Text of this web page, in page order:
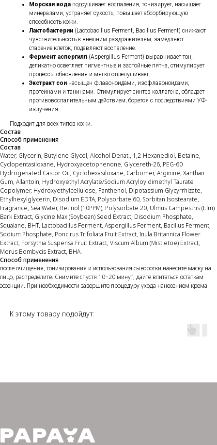
Морская вода подсушивает воспаления, тонизирует, насыщает
минералами, устраняет сухость, повышает абсорбирующую
способность кожи.
Лактобактерии (Lactobacillus Ferment, Bacillus Ferment) снижают
чувствительность к внешним раздражителям, замедляют
старение клеток, подавляют воспаление.
Фермент аспергилл (Aspergillus Ferment) выравнивает тон,
деликатно осветляет пигментные и застойные пятна, стимулирует
процессы обновления и мягко отшелушивает.
Экстракт сои насыщен флавоноидами, изофлавоноидами,
протеинами и танинами. Стимулирует синтез коллагена, обладает
противовоспалительным действием, борется с последствиями УФ-
излучения.
Подходит для всех типов кожи.
Состав
Способ применения
Состав
Water, Glycerin, Butylene Glycol, Alcohol Denat., 1,2-Hexanediol, Betaine,
Cyclopentasiloxane, Hydroxyacetophenone, Glycereth-26, PEG-60
Hydrogenated Castor Oil, Cyclohexasiloxane, Carbomer, Arginine, Xanthan
Gum, Allantoin, Hydroxyethyl Acrylate/Sodium Acryloyldimethyl Taurate
Copolymer, Hydroxyethylcellulose, Panthenol, Dipotassium Glycyrrhizate,
Ethylhexylglycerin, Disodium EDTA, Polysorbate 60, Sorbitan Isostearate,
Fragrance, Sea Water, Retinol (10PPM), Polysorbate 20, Ulmus Campestris (Elm)
Bark Extract, Glycine Max (Soybean) Seed Extract, Disodium Phosphate,
Squalane, BHT, Lactobacillus Ferment, Aspergillus Ferment, Bacillus Ferment,
Sodium Phosphate, Poncirus Trifoliata Fruit Extract, Inula Britannica Flower
Extract, Forsythia Suspensa Fruit Extract, Viscum Album (Mistletoe) Extract,
Morus Bombycis Extract, BHA.
Способ применения
после очищения, тонизирования и использования сыворотки нанесите маску на
лицо, распределите. Снимите спустя 10−20 минут, дайте впитаться остаткам
эссенции. При необходимости завершите процедуру ухода нанесением крема.
К этому товару подойдут: